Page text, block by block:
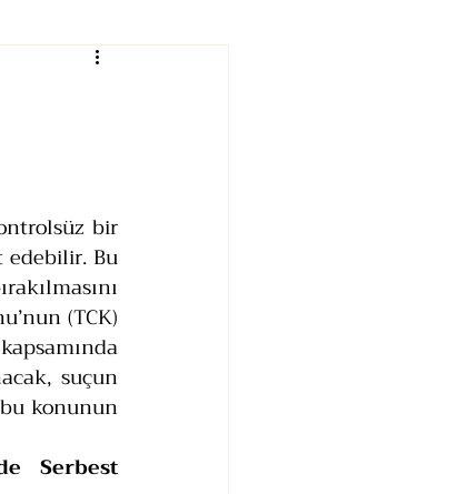
bir
edebilir. Bu
(TCK)
suçun
konunun
Serbest